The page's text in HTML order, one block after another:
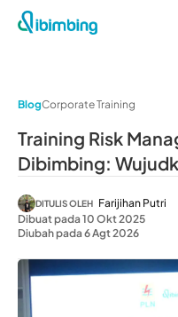
BlogCorporate Training
Training Risk
Dibimbing:
DITULIS OLEH Farijihan Putri
Dibuat pada 10 Okt 2025
Diubah pada 6 Agt 2026